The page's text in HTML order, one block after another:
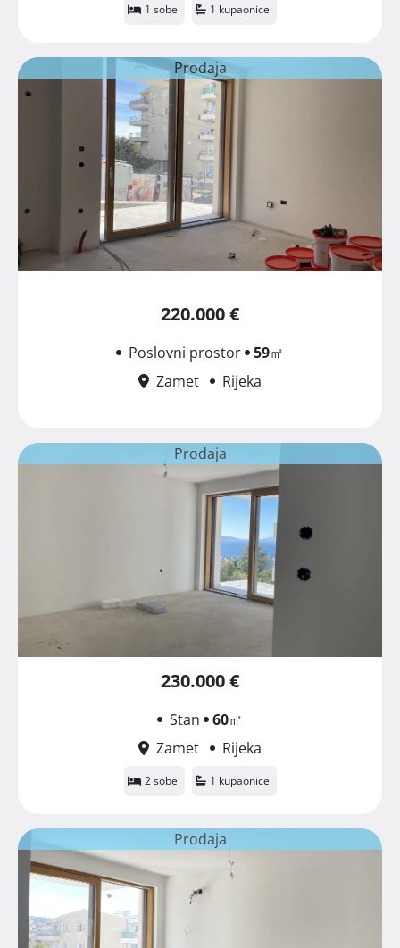
1 sobe 1 kupaonice
Prodaja
220.000 €
Poslovni prostor 59㎡
Zamet
Rijeka
Prodaja
230.000 €
Stan 60㎡
Zamet
Rijeka
2 sobe 1 kupaonice
Prodaja